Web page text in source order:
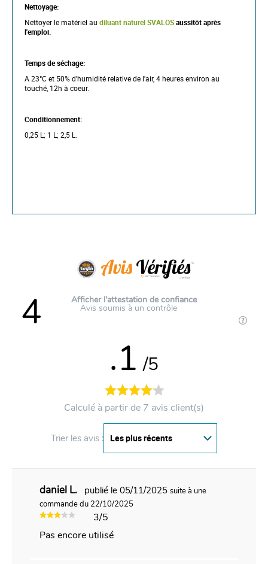
Nettoyage:
Nettoyer le matériel au diluant naturel SVALOSaussitôt après
l'emploi.
Temps de séchage:
A 23°C et 50% d'humidité relative de l'air, 4 heures environ au
touché, 12h à coeur.
Conditionnement:
0,25 L; 1 L; 2,5 L.
Afficher l'attestation de confiance
Avis soumis à un contrôle
4
.1 /5
Calculé à partir de 7 avis client(s)
Trier les avis :
daniel L. publié le 05/11/2025 suite à une
commande du 22/10/2025
3/5
Pas encore utilisé